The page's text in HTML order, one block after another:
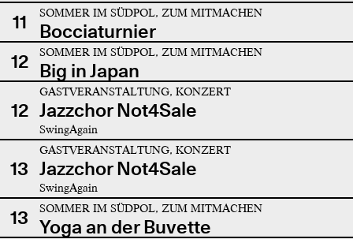
11 SOMMER IM SÜDPOL, ZUM MITMACHEN
Bocciaturnier
12
SOMMER IM SÜDPOL, ZUM MITMACHEN
Big in Japan
12
GASTVERANSTALTUNG, KONZERT
Jazzchor Not4Sale
SwingAgain
13
GASTVERANSTALTUNG, KONZERT
Jazzchor Not4Sale
SwingAgain
13 SOMMER IM SÜDPOL, ZUM MITMACHEN
Yoga an der Buvette